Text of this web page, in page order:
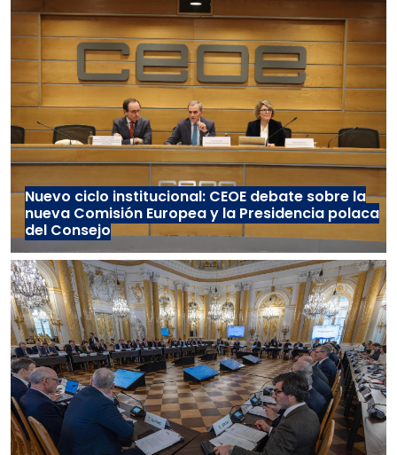
Nuevo ciclo institucional: CEOE debate sobre la
nueva Comisión Europea y la Presidencia polaca
del Consejo